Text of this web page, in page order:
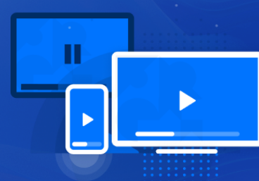
Susana Lemos
Susana Lemos
Susana Lemos